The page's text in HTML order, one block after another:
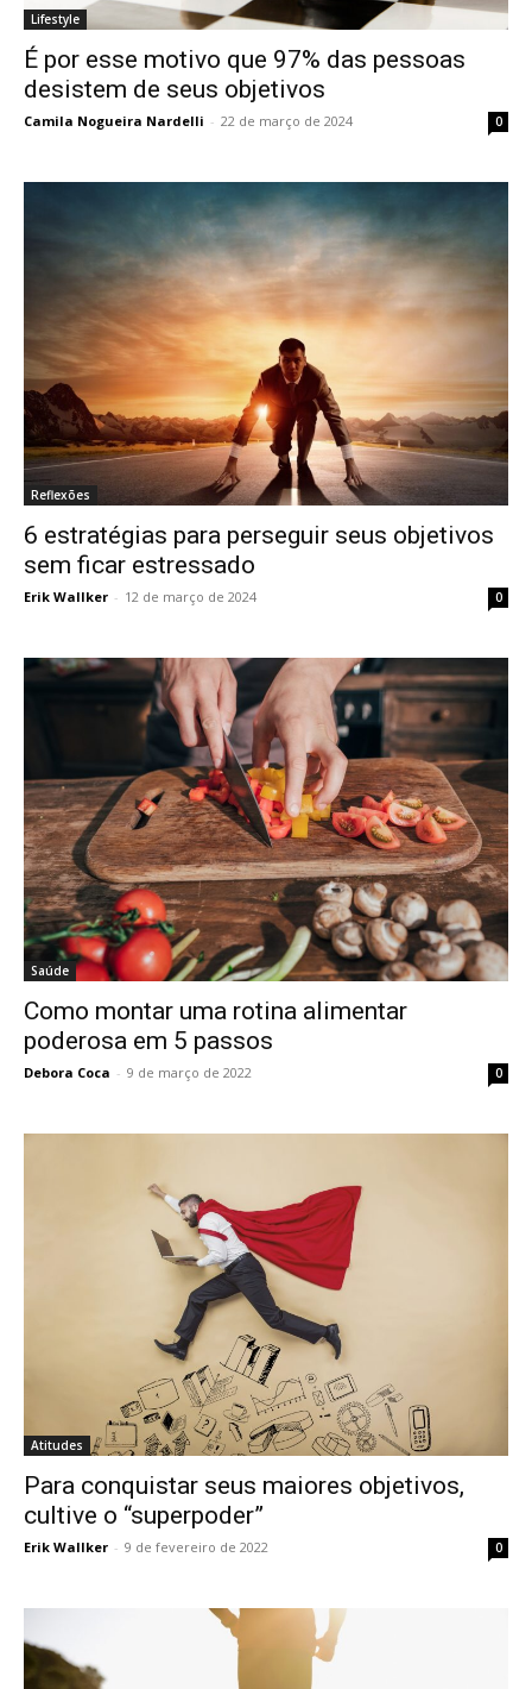
Lifestyle
É por esse motivo que 97% das pessoas
desistem de seus objetivos
Camila Nogueira Nardelli - 22 de março de 2024 0
Reflexões
6 estratégias para perseguir seus objetivos
sem ficar estressado
Erik Wallker - 12 de março de 2024 0
Saúde
Como montar uma rotina alimentar
poderosa em 5 passos
Debora Coca - 9 de março de 2022 0
Atitudes
Para conquistar seus maiores objetivos,
cultive o “superpoder”
Erik Wallker - 9 de fevereiro de 2022 0